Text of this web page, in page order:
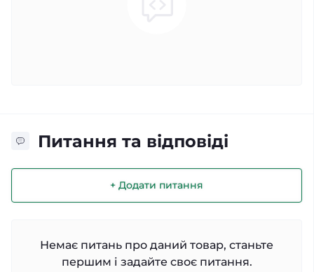
Питання та відповіді
+ Додати питання
Немає питань про даний товар, станьте
першим і задайте своє питання.